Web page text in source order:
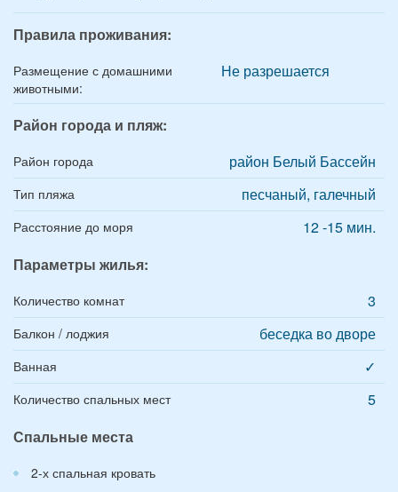
Правила проживания:
Размещение с домашними
животными:
Не разрешается
Район города и пляж:
Район города район Белый Бассейн
Тип пляжа песчаный, галечный
Расстояние до моря
12 -15 мин.
Параметры жилья:
Количество комнат 3
Балкон / лоджия беседка во дворе
Ванная ✓
Количество спальных мест
5
Спальные места
2-х спальная кровать